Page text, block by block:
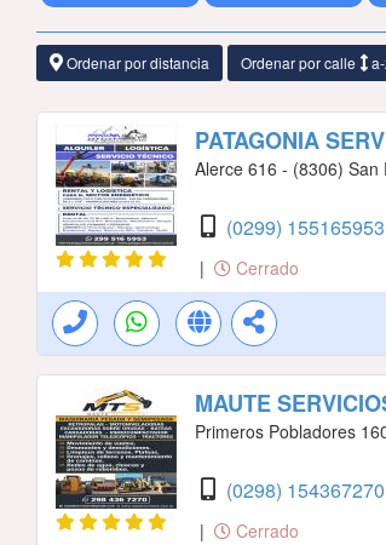
Ordenar por distancia Ordenar por calle
PATAGONIA
Alerce 616 - (8306) San
(0299) 155165953
| Cerrado
MAUTE
Primeros Pobladores
(0298) 154367270
| Cerrado